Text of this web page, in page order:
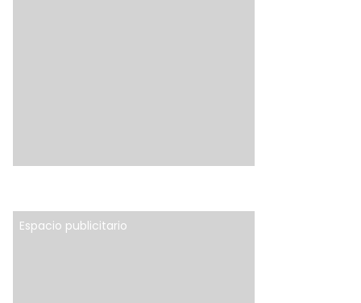
Espacio publicitario